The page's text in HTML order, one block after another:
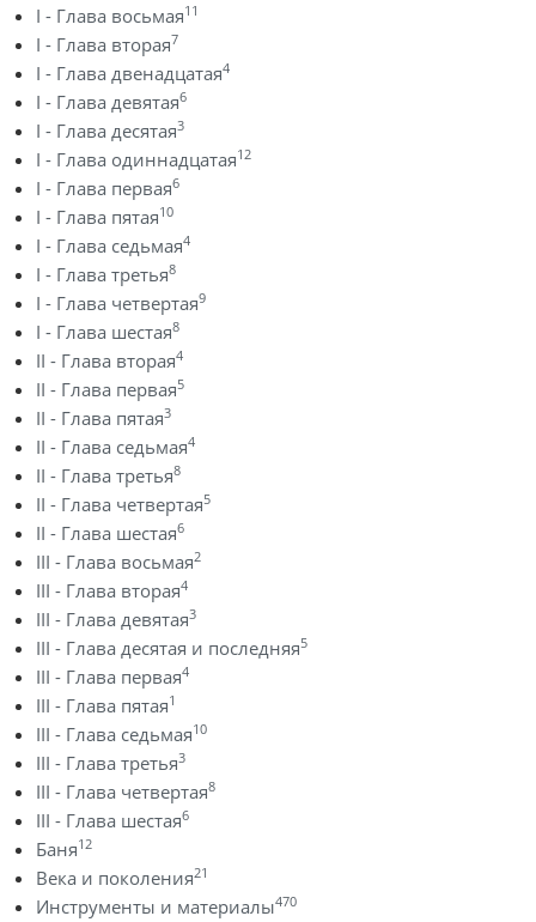
I - Глава восьмая11
I - Глава вторая7
I - Глава двенадцатая4
I - Глава девятая6
I - Глава десятая3
I - Глава одиннадцатая12
I - Глава первая6
I - Глава пятая10
I - Глава седьмая4
I - Глава третья8
I - Глава четвертая9
I - Глава шестая8
II - Глава вторая4
II - Глава первая5
II - Глава пятая3
II - Глава седьмая4
II - Глава третья8
II - Глава четвертая5
II - Глава шестая6
III - Глава восьмая2
III - Глава вторая4
III - Глава девятая3
III - Глава десятая и последняя5
III - Глава первая4
III - Глава пятая1
III - Глава седьмая10
III - Глава третья3
III - Глава четвертая8
III - Глава шестая6
Баня12
Века и поколения21
Инструменты и материалы470